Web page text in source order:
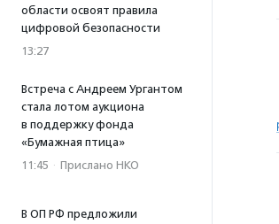
области освоят правила
цифровой безопасности
13:27
Встреча с Андреем Ургантом
стала лотом аукциона
в поддержку фонда
«Бумажная птица»
11:45 · Прислано НКО
В ОП РФ предложили